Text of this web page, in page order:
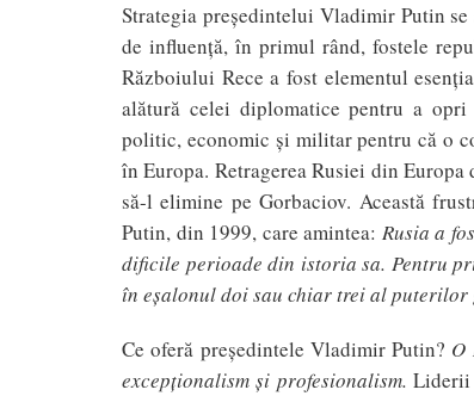
Strategia preşedintelui Vladimir Putin
de influenţă, în primul rând, fostele
Războiului Rece a fost elementul
alătură celei diplomatice pentru a
politic, economic şi militar pentru că o
în Europa. Retragerea Rusiei din
să-l elimine pe Gorbaciov. Această
Putin, din 1999, care amintea: Rusia a
dificile perioade din istoria sa. Pentru
în eşalonul doi sau chiar trei al puterilor
Ce oferă preşedintele Vladimir Putin? O
excepţionalismşi profesionalism. Liderii